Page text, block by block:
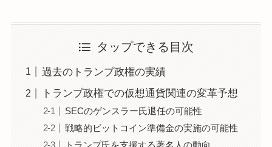
タップできる目次
過去のトランプ政権の実績
トランプ政権での仮想通貨関連の変革予想
SECのゲンスラー氏退任の可能性
戦略的ビットコイン準備金の実施の可能性
トランプ氏を支援する著名人の動向